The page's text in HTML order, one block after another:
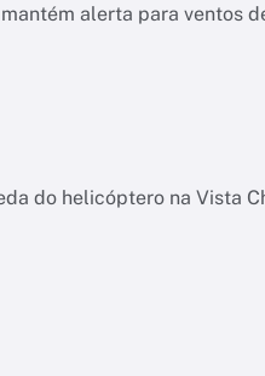
alerta para ventos
do helicóptero na Vista